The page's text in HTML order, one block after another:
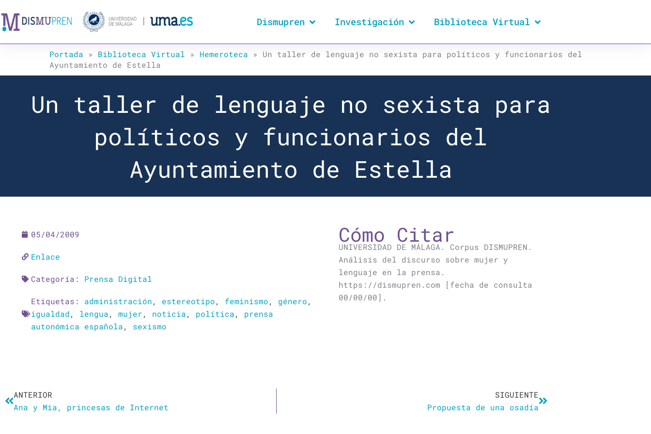
al
contenido
Dismupren Investigación Biblioteca Virtual
Portada » Biblioteca Virtual » Hemeroteca » Un taller de lenguaje no sexista para políticos y funcionarios del
Ayuntamiento de Estella
Un taller de lenguaje no sexista para
políticos y funcionarios del
Ayuntamiento de Estella
05/04/2009
Enlace
Categoría: Prensa Digital
Etiquetas: administración, estereotipo, feminismo, género,
igualdad, lengua, mujer, noticia, política, prensa
autonómica española, sexismo
Cómo Citar
UNIVERSIDAD DE MÁLAGA. Corpus DISMUPREN.
Análisis del discurso sobre mujer y
lenguaje en la prensa.
https://dismupren.com [fecha de consulta
00/00/00].
ANTERIOR
Ana y Mia, princesas de Internet
SIGUIENTE
Propuesta de una osadía